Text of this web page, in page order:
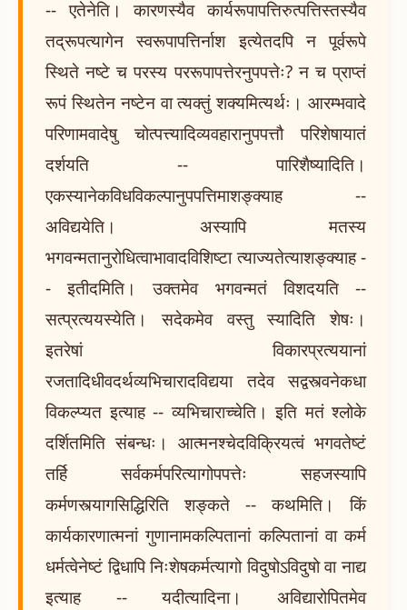
-- एतेनेति। कारणस्यैव कार्यरूपापत्तिरुत्पत्तिस्तस्यैव
तद्रूपत्यागेन स्वरूपापत्तिर्नाश इत्येतदपि न पूर्वरूपे
स्थिते नष्टे च परस्य पररूपापत्तेरनुपपत्तेः? न च प्राप्तं
रूपं स्थितेन नष्टेन वा त्यक्तुं शक्यमित्यर्थः। आरम्भवादे
परिणामवादेषु चोत्पत्त्यादिव्यवहारानुपपत्तौ परिशेषायातं
दर्शयति -- पारिशैष्यादिति।
एकस्यानेकविधविकल्पानुपपत्तिमाशङ्क्याह --
अविद्ययेति। अस्यापि मतस्य
भगवन्मतानुरोधित्वाभावादविशिष्टा त्याज्यतेत्याशङ्क्याह -
- इतीदमिति। उक्तमेव भगवन्मतं विशदयति --
सत्प्रत्ययस्येति। सदेकमेव वस्तु स्यादिति शेषः।
इतरेषां विकारप्रत्ययानां
रजतादिधीवदर्थव्यभिचारादविद्यया तदेव सद्वस्त्वनेकधा
विकल्प्यत इत्याह -- व्यभिचाराच्चेति। इति मतं श्लोके
दर्शितमिति संबन्धः। आत्मनश्चेदविक्रियत्वं भगवतेष्टं
तर्हि सर्वकर्मपरित्यागोपपत्तेः सहजस्यापि
कर्मणस्त्यागसिद्धिरिति शङ्कते -- कथमिति। किं
कार्यकारणात्मनां गुणानामकल्पितानां कल्पितानां वा कर्म
धर्मत्वेनेष्टं द्विधापि निःशेषकर्मत्यागो विदुषोऽविदुषो वा नाद्य
इत्याह -- यदीत्यादिना। अविद्यारोपितमेव